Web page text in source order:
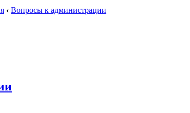
‹ Вопросы к администрации